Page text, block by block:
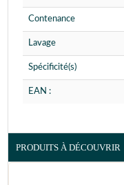
Contenance
Lavage
Spécificité(s)
EAN :
PRODUITS À DÉCOUVRIR